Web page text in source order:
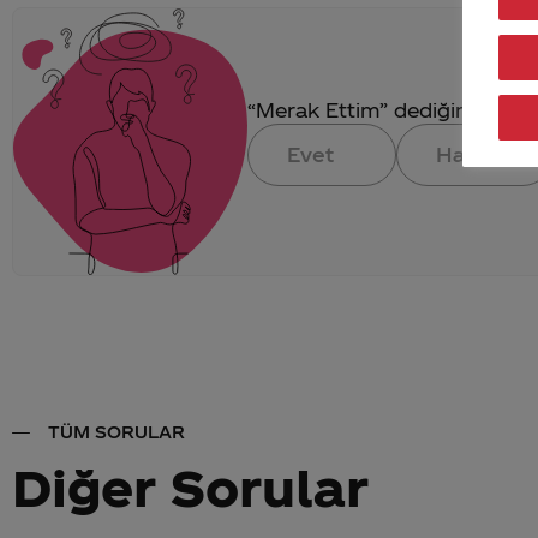
“Merak Ettim” dediğin
Evet
Hayır
TÜM SORULAR
Diğer Sorular